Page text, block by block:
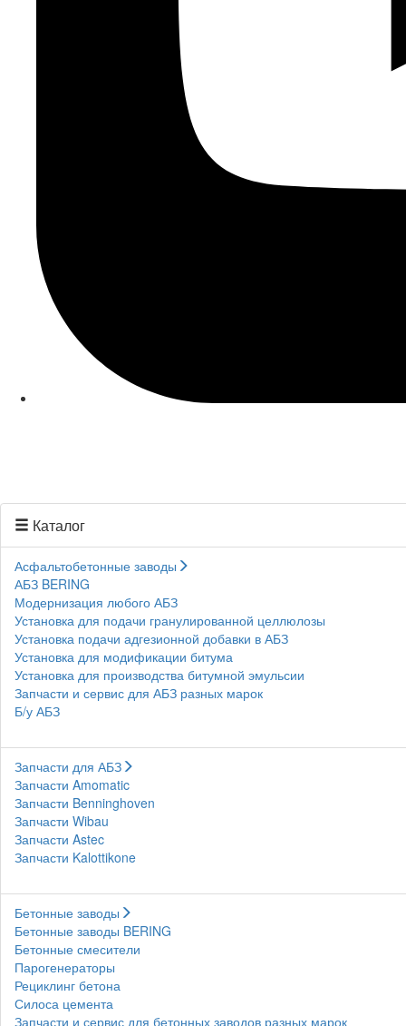
Каталог
Асфальтобетонные заводы
АБЗ BERING
Модернизация любого АБЗ
Установка для подачи гранулированной целлюлозы
Установка подачи адгезионной добавки в АБЗ
Установка для модификации битума
Установка для производства битумной эмульсии
Запчасти и сервис для АБЗ разных марок
Б/у АБЗ
Запчасти для АБЗ
Запчасти Amomatic
Запчасти Benninghoven
Запчасти Wibau
Запчасти Astec
Запчасти Kalottikone
Бетонные заводы
Бетонные заводы BERING
Бетонные смесители
Парогенераторы
Рециклинг бетона
Силоса цемента
Запчасти и сервис для бетонных заводов разных марок